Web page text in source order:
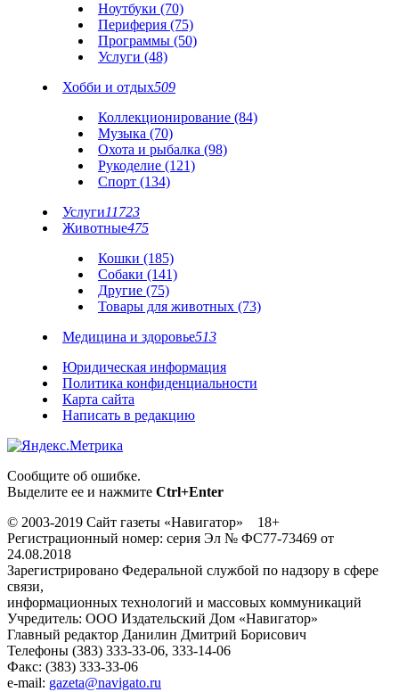
Ноутбуки (70)
Периферия (75)
Программы (50)
Услуги (48)
Хобби и отдых509
Коллекционирование (84)
Музыка (70)
Охота и рыбалка (98)
Рукоделие (121)
Спорт (134)
Услуги11723
Животные475
Кошки (185)
Собаки (141)
Другие (75)
Товары для животных (73)
Медицина и здоровье513
Юридическая информация
Политика конфиденциальности
Карта сайта
Написать в редакцию
Сообщите об ошибке.
Выделите ее и нажмите Ctrl+Enter
© 2003-2019 Сайт газеты «Навигатор» 18+
Регистрационный номер: серия Эл № ФС77-73469 от
24.08.2018
Зарегистрировано Федеральной службой по надзору в сфере
связи,
информационных технологий и массовых коммуникаций
Учредитель: ООО Издательский Дом «Навигатор»
Главный редактор Данилин Дмитрий Борисович
Телефоны (383) 333-33-06, 333-14-06
Факс: (383) 333-33-06
e-mail: gazeta@navigato.ru